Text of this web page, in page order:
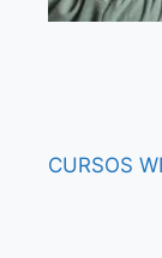
CURSOS